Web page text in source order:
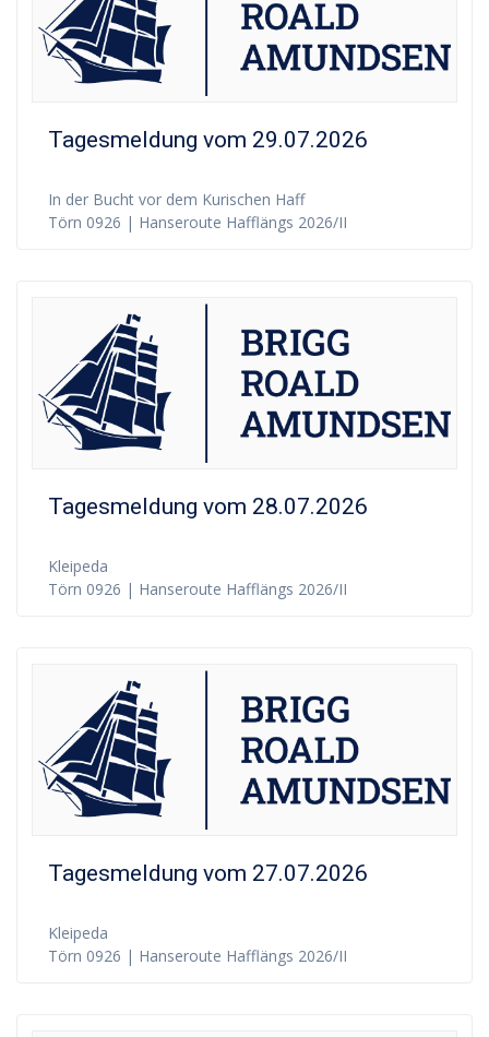
Tagesmeldung vom 29.07.2026
In der Bucht vor dem Kurischen Haff
Törn 0926 | Hanseroute Hafflängs 2026/II
Tagesmeldung vom 28.07.2026
Kleipeda
Törn 0926 | Hanseroute Hafflängs 2026/II
Tagesmeldung vom 27.07.2026
Kleipeda
Törn 0926 | Hanseroute Hafflängs 2026/II